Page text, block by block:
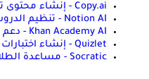
Copy.ai - إنشاء محتوى تعليمي بالذكاء الاصطناعي
Notion AI - تنظيم الدروس والمهام
Khan Academy AI - دعم التدريس بالذكاء الاصطناعي
Quizlet - إنشاء اختبارات وبطاقات تعليمية ذكية
Socratic - مساعدة الطلاب في حل الواجبات